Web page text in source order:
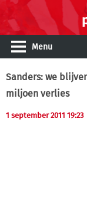
Menu
Sanders: we
miljoen verlies
1 september 2011 19:23